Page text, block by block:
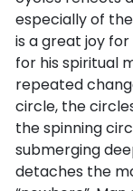
especially of
is a great joy
for his spiritual
repeated
circle, the
the spinning
submerging
detaches the